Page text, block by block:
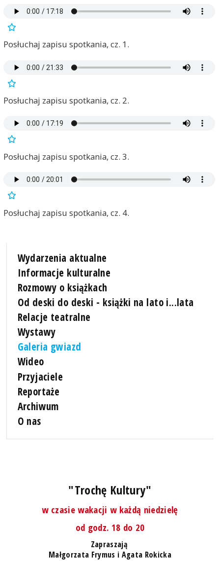
Posłuchaj zapisu spotkania, cz. 1.
Posłuchaj zapisu spotkania, cz. 2.
Posłuchaj zapisu spotkania, cz. 3.
Posłuchaj zapisu spotkania, cz. 4.
Wydarzenia aktualne
Informacje kulturalne
Rozmowy o książkach
Od deski do deski - książki na lato i...lata
Relacje teatralne
Wystawy
Galeria gwiazd
Wideo
Przyjaciele
Reportaże
Archiwum
O nas
"Trochę Kultury"
w czasie wakacji w każdą niedzielę
od godz. 18 do 20
Zapraszają
Małgorzata Frymus i Agata Rokicka